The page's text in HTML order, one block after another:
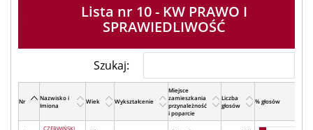
Lista nr 10 - KW PRAWO I
SPRAWIEDLIWOŚĆ
Szukaj:
Nr
Nazwisko i
Imiona
Wiek Wykształcenie
Miejsce
zamieszkania
przynależność
i poparcie
Liczba
głosów
% głosów
CZERWIŃSKI